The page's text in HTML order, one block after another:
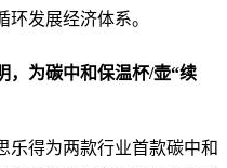
发展经济体系。
，为碳中和保温杯/壶“续
乐得为两款行业首款碳中和